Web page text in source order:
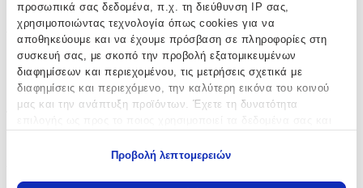
προσωπικά σας δεδομένα, π.χ. τη διεύθυνση IP σας,
χρησιμοποιώντας τεχνολογία όπως cookies για να
αποθηκεύουμε και να έχουμε πρόσβαση σε πληροφορίες στη
συσκευή σας, με σκοπό την προβολή εξατομικευμένων
διαφημίσεων και περιεχομένου, τις μετρήσεις σχετικά με
διαφημίσεις και περιεχόμενο, την καλύτερη εικόνα του κοινού
μας και την ανάπτυξη προϊόντων. Έχετε τη δυνατότητα
Προβολή λεπτομερειών
Χαρακτηριστικά
με Κλειδαριά:
Όχι